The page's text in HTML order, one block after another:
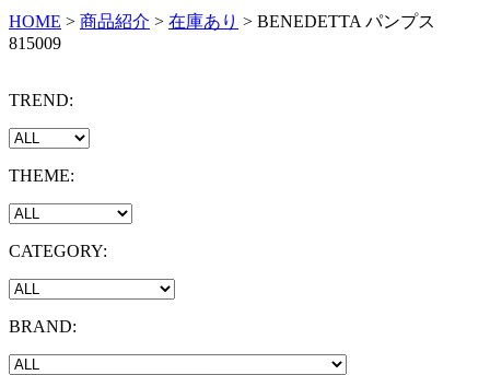
HOME > 商品紹介 > 在庫あり > BENEDETTA パンプス
815009
TREND:
THEME:
CATEGORY:
BRAND: